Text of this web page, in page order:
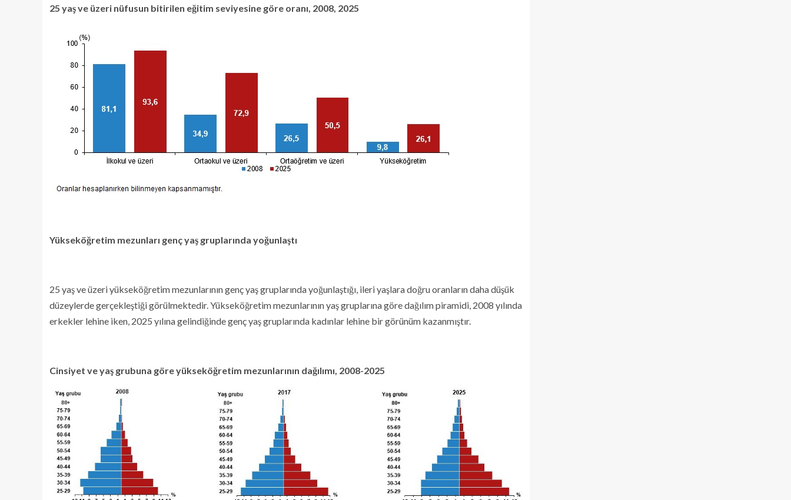
25 yaş ve üzeri nüfusun bitirilen eğitim seviyesine göre oranı, 2008, 2025
Yükseköğretim mezunları genç yaş gruplarında yoğunlaştı
25 yaş ve üzeri yükseköğretim mezunlarının genç yaş gruplarında yoğunlaştığı, ileri yaşlara doğru oranların daha düşük
düzeylerde gerçekleştiği görülmektedir. Yükseköğretim mezunlarının yaş gruplarına göre dağılım piramidi, 2008 yılında
erkekler lehine iken, 2025 yılına gelindiğinde genç yaş gruplarında kadınlar lehine bir görünüm kazanmıştır.
Cinsiyet ve yaş grubuna göre yükseköğretim mezunlarının dağılımı, 2008-2025